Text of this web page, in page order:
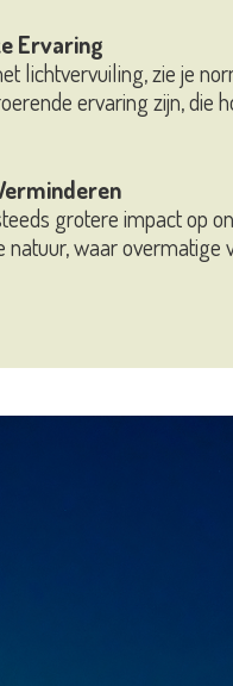
Ervaring
lichtvervuiling, zie je
ervaring zijn, die
grotere impact op
waar overmatige